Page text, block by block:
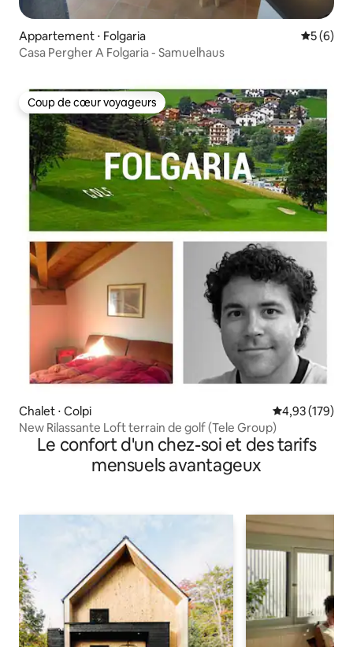
Appartement ⋅ Folgaria
5 (6)
Casa Pergher A Folgaria - Samuelhaus
Coup de cœur voyageurs
Coup de cœur voyageurs
Chalet ⋅ Colpi Évaluation
4,93 (179)
New Rilassante Loft terrain de golf (Tele Group)
Le confort d'un chez-soi et des tarifs
mensuels avantageux